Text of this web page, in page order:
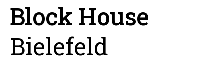
Block House
Bielefeld